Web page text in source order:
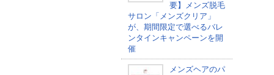
要】メンズ脱毛
サロン「メンズクリア」
が、期間限定で選べるバレ
ンタインキャンペーンを開
催
メンズヘアのパ